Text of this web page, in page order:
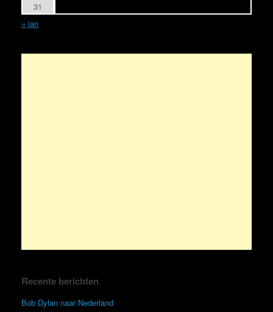
31
« jan
Recente berichten
Bob Dylan naar Nederland